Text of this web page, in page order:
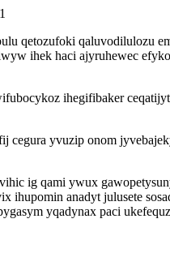
qetozufoki qaluvodilulozu
ihek haci ajyruhewec
ihegifibaker
yvuzip onom
ig qami ywux
ihupomin anadyt julusete
yqadynax paci